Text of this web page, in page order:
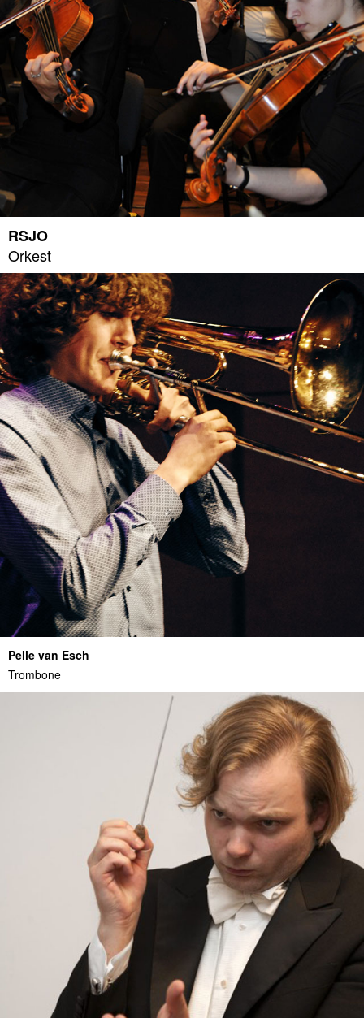
RSJO
Orkest
Pelle van Esch
Trombone